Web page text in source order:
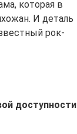
которая в
И деталь
рок-
доступности